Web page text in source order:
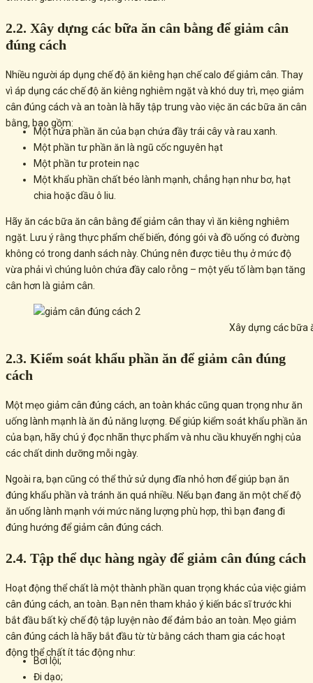
2.2. Xây dựng các bữa ăn cân bằng để giảm cân
đúng cách
Nhiều người áp dụng chế độ ăn kiêng hạn chế calo để giảm cân. Thay
vì áp dụng các chế độ ăn kiêng nghiêm ngặt và khó duy trì, mẹo giảm
cân đúng cách và an toàn là hãy tập trung vào việc ăn các bữa ăn cân
bằng, bao gồm:
Một nửa phần ăn của bạn chứa đầy trái cây và rau xanh.
Một phần tư phần ăn là ngũ cốc nguyên hạt
Một phần tư protein nạc
Một khẩu phần chất béo lành mạnh, chẳng hạn như bơ, hạt
chia hoặc dầu ô liu.
Hãy ăn các bữa ăn cân bằng để giảm cân thay vì ăn kiêng nghiêm
ngặt. Lưu ý rằng thực phẩm chế biến, đóng gói và đồ uống có đường
không có trong danh sách này. Chúng nên được tiêu thụ ở mức độ
vừa phải vì chúng luôn chứa đầy calo rỗng – một yếu tố làm bạn tăng
cân hơn là giảm cân.
Xây dựng các bữa
2.3. Kiểm soát khẩu phần ăn để giảm cân đúng
cách
Một mẹo giảm cân đúng cách, an toàn khác cũng quan trọng như ăn
uống lành mạnh là ăn đủ năng lượng. Để giúp kiểm soát khẩu phần ăn
của bạn, hãy chú ý đọc nhãn thực phẩm và nhu cầu khuyến nghị của
các chất dinh dưỡng mỗi ngày.
Ngoài ra, bạn cũng có thể thử sử dụng đĩa nhỏ hơn để giúp bạn ăn
đúng khẩu phần và tránh ăn quá nhiều. Nếu bạn đang ăn một chế độ
ăn uống lành mạnh với mức năng lượng phù hợp, thì bạn đang đi
đúng hướng để giảm cân đúng cách.
2.4. Tập thể dục hàng ngày để giảm cân đúng cách
Hoạt động thể chất là một thành phần quan trọng khác của việc giảm
cân đúng cách, an toàn. Bạn nên tham khảo ý kiến ​​bác sĩ trước khi
bắt đầu bất kỳ chế độ tập luyện nào để đảm bảo an toàn. Mẹo giảm
cân đúng cách là hãy bắt đầu từ từ bằng cách tham gia các hoạt
động thể chất ít tác động như:
Bơi lội;
Đi dạo;